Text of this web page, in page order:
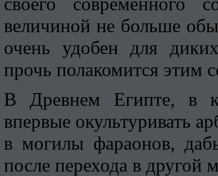
величиной не больше
очень удобен для
прочь полакомится этим
В Древнем Египте, в
впервые окультуривать
в могилы фараонов,
после перехода в другой